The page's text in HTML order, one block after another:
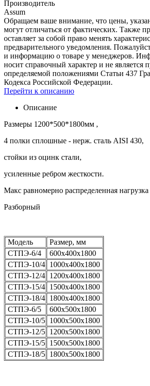
Производитель
Assum
Обращаем ваше внимание, что цены,
могут отличаться от фактических. Также
оставляет за собой право менять
предварительного уведомления.
и информацию о товаре у менеджеров.
носит справочный характер и не является
определяемой положениями Статьи 437
Кодекса Российской Федерации.
Перейти к описанию
Описание
Размеры 1200*500*1800мм ,
4 полки сплошные - нерж. сталь AISI 430,
стойки из оцинк стали,
усиленные ребром жесткости.
Макс равномерно распределенная
Разборный
Модель
Размер, мм
СТПЭ-6/4
600х400х1800
СТПЭ-10/4 1000х400х1800
СТПЭ-12/4 1200х400х1800
СТПЭ-15/4 1500х400х1800
СТПЭ-18/4 1800х400х1800
СТПЭ-6/5
600х500х1800
СТПЭ-10/5 1000х500х1800
СТПЭ-12/5 1200х500х1800
СТПЭ-15/5 1500х500х1800
СТПЭ-18/5 1800х500х1800